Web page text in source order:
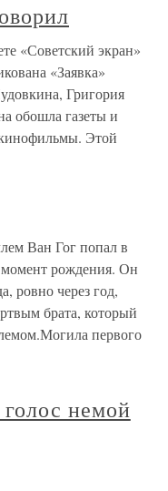
«Советский экран»
«Заявка»
Григория
обошла газеты и
Этой
Ван Гог попал в
момент рождения. Он
ровно через год,
брата, который
первого
немой